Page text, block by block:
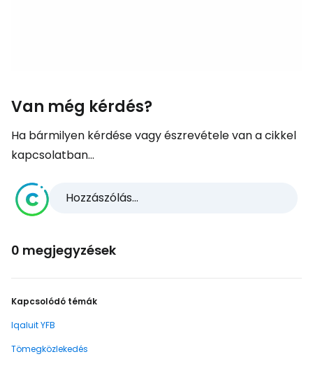
Van még kérdés?
Ha bármilyen kérdése vagy észrevétele van a cikkel
kapcsolatban...
Hozzászólás...
0 megjegyzések
Kapcsolódó témák
Iqaluit YFB
Tömegközlekedés